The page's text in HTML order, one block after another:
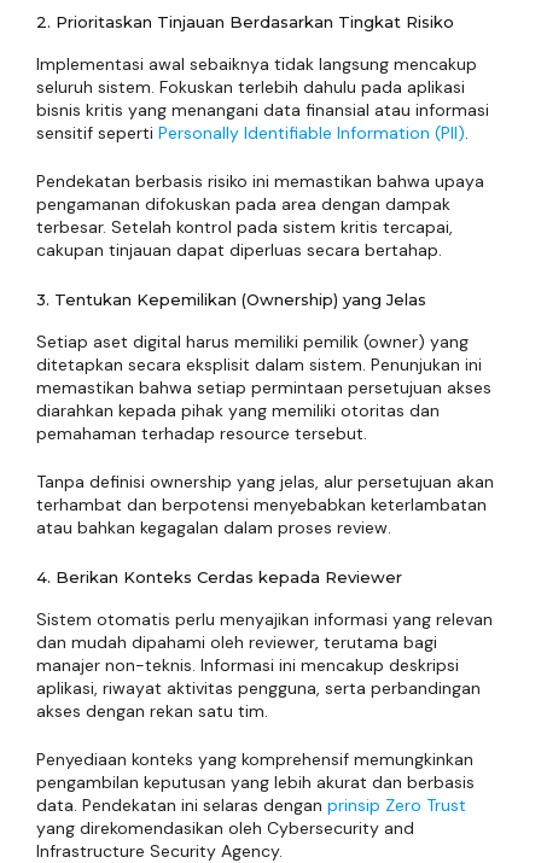
2. Prioritaskan Tinjauan Berdasarkan Tingkat Risiko
Implementasi awal sebaiknya tidak langsung mencakup
seluruh sistem. Fokuskan terlebih dahulu pada aplikasi
bisnis kritis yang menangani data finansial atau informasi
sensitif seperti Personally Identifiable Information (PII).
Pendekatan berbasis risiko ini memastikan bahwa upaya
pengamanan difokuskan pada area dengan dampak
terbesar. Setelah kontrol pada sistem kritis tercapai,
cakupan tinjauan dapat diperluas secara bertahap.
3. Tentukan Kepemilikan (Ownership) yang Jelas
Setiap aset digital harus memiliki pemilik (owner) yang
ditetapkan secara eksplisit dalam sistem. Penunjukan ini
memastikan bahwa setiap permintaan persetujuan akses
diarahkan kepada pihak yang memiliki otoritas dan
pemahaman terhadap resource tersebut.
Tanpa definisi ownership yang jelas, alur persetujuan akan
terhambat dan berpotensi menyebabkan keterlambatan
atau bahkan kegagalan dalam proses review.
4. Berikan Konteks Cerdas kepada Reviewer
Sistem otomatis perlu menyajikan informasi yang relevan
dan mudah dipahami oleh reviewer, terutama bagi
manajer non-teknis. Informasi ini mencakup deskripsi
aplikasi, riwayat aktivitas pengguna, serta perbandingan
akses dengan rekan satu tim.
Penyediaan konteks yang komprehensif memungkinkan
pengambilan keputusan yang lebih akurat dan berbasis
data. Pendekatan ini selaras dengan prinsip Zero Trust
yang direkomendasikan oleh Cybersecurity and
Infrastructure Security Agency.